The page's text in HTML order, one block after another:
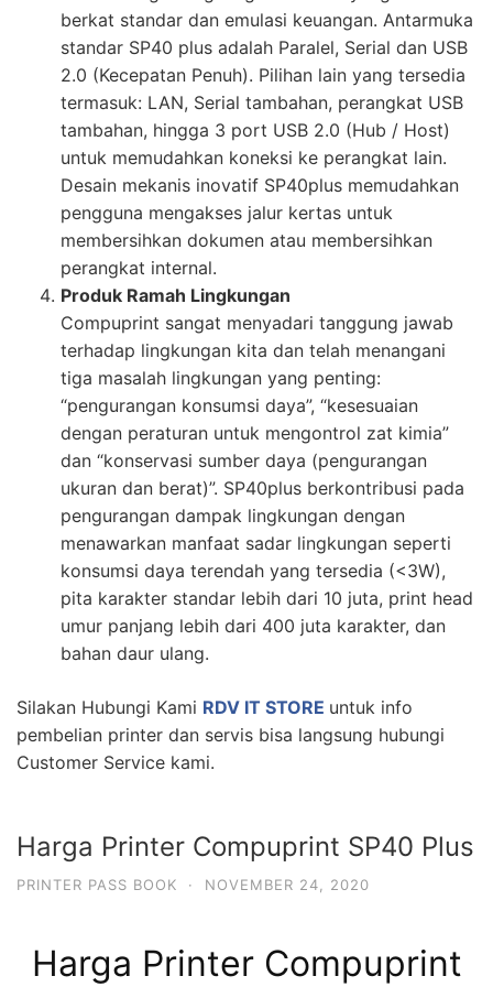
berkat standar dan emulasi keuangan. Antarmuka
standar SP40 plus adalah Paralel, Serial dan USB
2.0 (Kecepatan Penuh). Pilihan lain yang tersedia
termasuk: LAN, Serial tambahan, perangkat USB
tambahan, hingga 3 port USB 2.0 (Hub / Host)
untuk memudahkan koneksi ke perangkat lain.
Desain mekanis inovatif SP40plus memudahkan
pengguna mengakses jalur kertas untuk
membersihkan dokumen atau membersihkan
perangkat internal.
Produk Ramah Lingkungan
Compuprint sangat menyadari tanggung jawab
terhadap lingkungan kita dan telah menangani
tiga masalah lingkungan yang penting:
“pengurangan konsumsi daya”, “kesesuaian
dengan peraturan untuk mengontrol zat kimia”
dan “konservasi sumber daya (pengurangan
ukuran dan berat)”. SP40plus berkontribusi pada
pengurangan dampak lingkungan dengan
menawarkan manfaat sadar lingkungan seperti
konsumsi daya terendah yang tersedia (<3W),
pita karakter standar lebih dari 10 juta, print head
umur panjang lebih dari 400 juta karakter, dan
bahan daur ulang.
Silakan Hubungi Kami RDV IT STORE untuk info
pembelian printer dan servis bisa langsung hubungi
Customer Service kami.
Harga Printer Compuprint SP40 Plus
PRINTER PASS BOOK · NOVEMBER 24, 2020
Harga Printer Compuprint